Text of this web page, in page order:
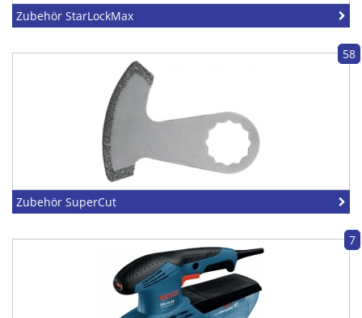
Zubehör StarLockMax
58
Zubehör SuperCut
7